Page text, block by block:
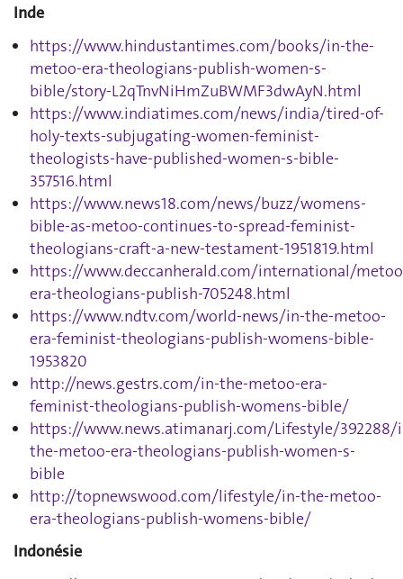
Inde
https://www.hindustantimes.com/books/in-the-
metoo-era-theologians-publish-women-s-
bible/story-L2qTnvNiHmZuBWMF3dwAyN.html
https://www.indiatimes.com/news/india/tired-of-
holy-texts-subjugating-women-feminist-
theologists-have-published-women-s-bible-
357516.html
https://www.news18.com/news/buzz/womens-
bible-as-metoo-continues-to-spread-feminist-
theologians-craft-a-new-testament-1951819.html
https://www.deccanherald.com/international/
era-theologians-publish-705248.html
https://www.ndtv.com/world-news/in-the-metoo-
era-feminist-theologians-publish-womens-bible-
1953820
http://news.gestrs.com/in-the-metoo-era-
feminist-theologians-publish-womens-bible/
https://www.news.atimanarj.com/Lifestyle/392288/
the-metoo-era-theologians-publish-women-s-
bible
http://topnewswood.com/lifestyle/in-the-metoo-
era-theologians-publish-womens-bible/
Indonésie